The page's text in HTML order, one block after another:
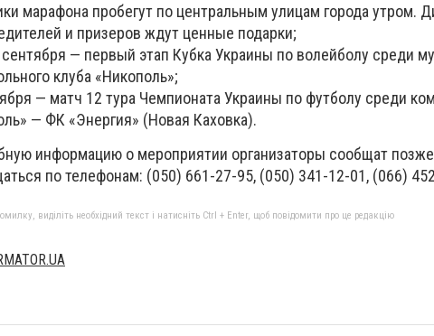
марафона пробегут по центральным улицам города утром.
и призеров ждут ценные подарки;
— первый этап Кубка Украины по волейболу среди
клуба «Никополь»;
— матч 12 тура Чемпионата Украины по футболу среди
— ФК «Энергия» (Новая Каховка).
информацию о мероприятии организаторы сообщат
по телефонам: (050) 661-27-95, (050) 341-12-01, (066)
виділіть необхідний текст і натисніть Ctrl + Enter, щоб повідомити про це редакцію